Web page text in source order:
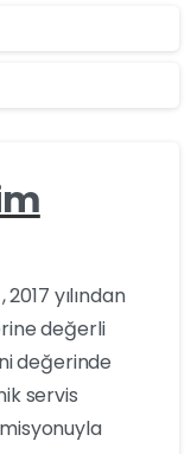
yılından
değerli
değerinde
servis